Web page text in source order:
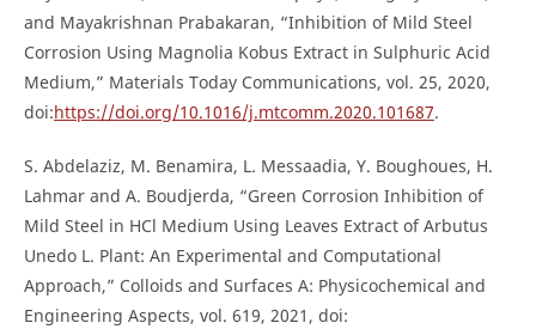
and Mayakrishnan Prabakaran, “Inhibition of Mild Steel
Corrosion Using Magnolia Kobus Extract in Sulphuric Acid
Medium,” Materials Today Communications, vol. 25, 2020,
doi:https://doi.org/10.1016/j.mtcomm.2020.101687.
S. Abdelaziz, M. Benamira, L. Messaadia, Y. Boughoues, H.
Lahmar and A. Boudjerda, “Green Corrosion Inhibition of
Mild Steel in HCl Medium Using Leaves Extract of Arbutus
Unedo L. Plant: An Experimental and Computational
Approach,” Colloids and Surfaces A: Physicochemical and
Engineering Aspects, vol. 619, 2021, doi: